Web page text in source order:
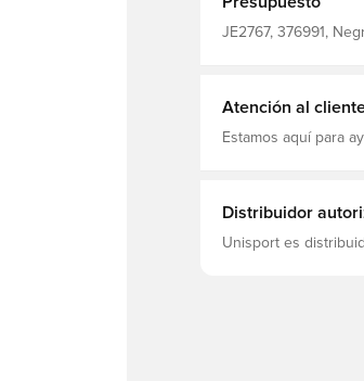
JE2767, 376991,
Atención al
Estamos aquí para
Distribuidor
Unisport es